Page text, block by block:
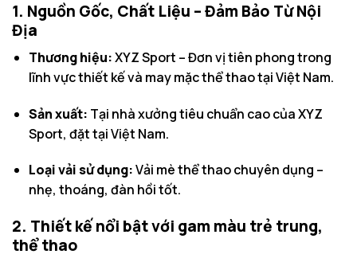
1. Nguồn Gốc, Chất Liệu – Đảm Bảo Từ Nội
Địa
Thương hiệu:XYZ Sport – Đơn vị tiên phong trong
lĩnh vực thiết kế và may mặc thể thao tại Việt Nam.
Sản xuất: Tại nhà xưởng tiêu chuẩn cao của XYZ
Sport, đặt tại Việt Nam.
Loại vải sử dụng:Vải mè thể thao chuyên dụng –
nhẹ, thoáng, đàn hồi tốt.
2. Thiết kế nổi bật với gam màu trẻ trung,
thể thao